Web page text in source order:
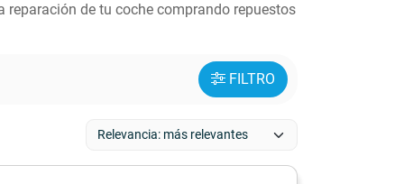
de tu coche comprando repuestos
FILTRO